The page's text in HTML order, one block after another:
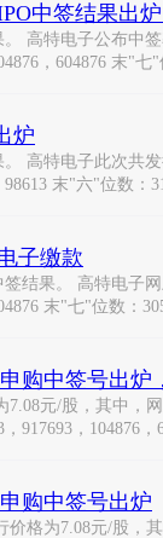
中签结果出
高特电子公布中
，604876 末"七
炉
高特电子此次共
末"六"位数：
子缴款
结果。 高特电子
末"七"位数：
购中签号出炉
元/股，其中，
917693，104876，
购中签号出炉
格为7.08元/股，